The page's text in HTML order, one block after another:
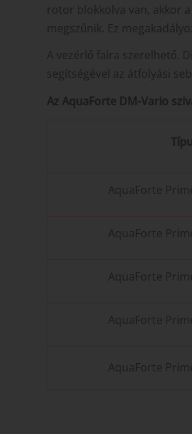
rotor blokkolva van, akkor
megszűnik. Ez
A vezérlő falra szerelhető.
segítségével az átfolyási
Az AquaForte DM-Vario
AquaForte
AquaForte
AquaForte
AquaForte
AquaForte